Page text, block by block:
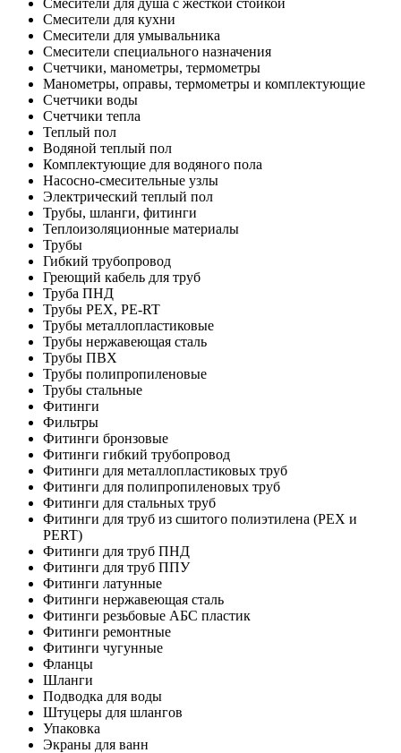
Смесители для душа с жесткой стойкой
Смесители для кухни
Смесители для умывальника
Смесители специального назначения
Счетчики, манометры, термометры
Манометры, оправы, термометры и комплектующие
Счетчики воды
Счетчики тепла
Теплый пол
Водяной теплый пол
Комплектующие для водяного пола
Насосно-смесительные узлы
Электрический теплый пол
Трубы, шланги, фитинги
Теплоизоляционные материалы
Трубы
Гибкий трубопровод
Греющий кабель для труб
Труба ПНД
Трубы PEX, PE-RT
Трубы металлопластиковые
Трубы нержавеющая сталь
Трубы ПВХ
Трубы полипропиленовые
Трубы стальные
Фитинги
Фильтры
Фитинги бронзовые
Фитинги гибкий трубопровод
Фитинги для металлопластиковых труб
Фитинги для полипропиленовых труб
Фитинги для стальных труб
Фитинги для труб из сшитого полиэтилена (PEX и
PERT)
Фитинги для труб ПНД
Фитинги для труб ППУ
Фитинги латунные
Фитинги нержавеющая сталь
Фитинги резьбовые АБС пластик
Фитинги ремонтные
Фитинги чугунные
Фланцы
Шланги
Подводка для воды
Штуцеры для шлангов
Упаковка
Экраны для ванн